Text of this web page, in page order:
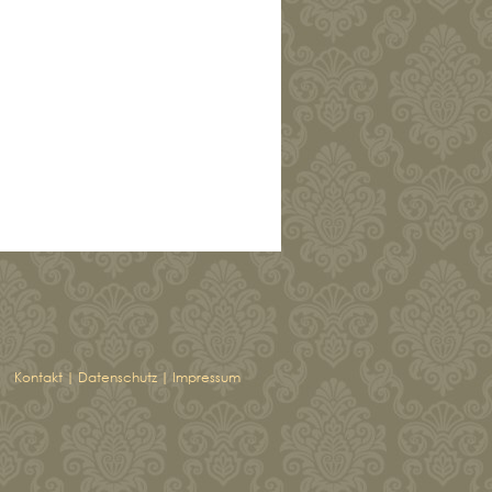
Kontakt | Datenschutz | Impressum